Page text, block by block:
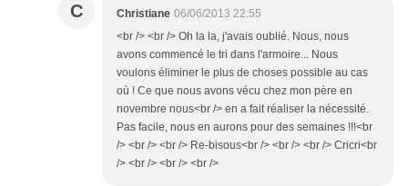
C Christiane 06/06/2013 22:55
<br /> <br /> Oh la la, j'avais oublié. Nous, nous
avons commencé le tri dans l'armoire... Nous
voulons éliminer le plus de choses possible au cas
où ! Ce que nous avons vécu chez mon père en
novembre nous<br /> en a fait réaliser la nécessité.
Pas facile, nous en aurons pour des semaines !!!<br
/> <br /> <br /> Re-bisous<br /> <br /> <br /> Cricri<br
/> <br /> <br /> <br />